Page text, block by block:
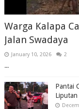
Warga Kalapa
Jalan Swadaya
January 10, 2026 2
...
Pantai
Liputan